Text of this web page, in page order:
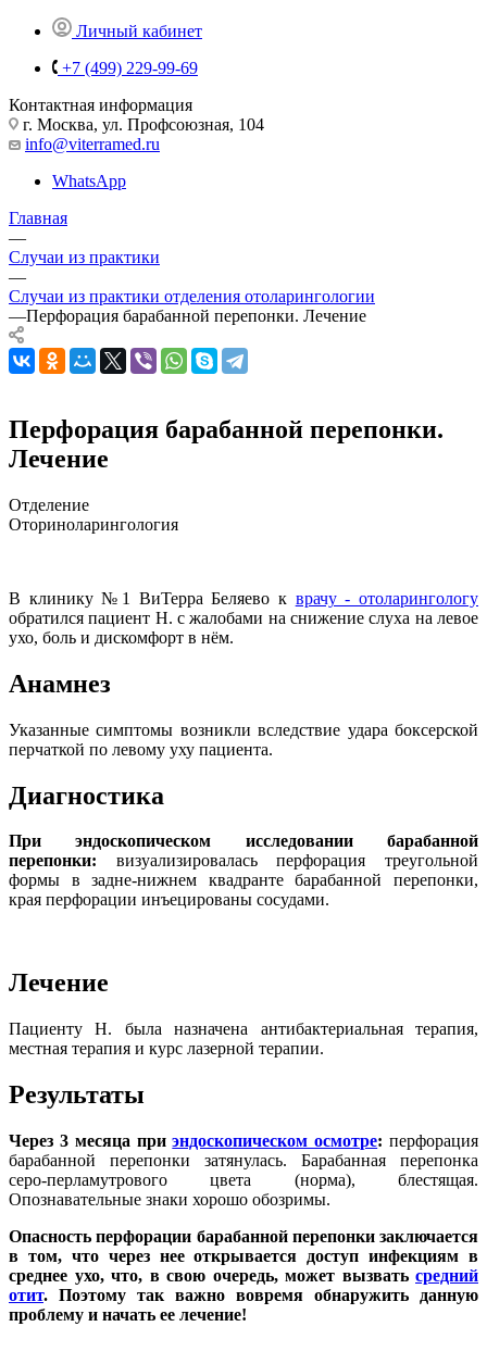
Личный кабинет
+7 (499) 229-99-69
Контактная информация
г. Москва, ул. Профсоюзная, 104
info@viterramed.ru
WhatsApp
Главная
—
Случаи из практики
—
Случаи из практики отделения отоларингологии
—Перфорация барабанной перепонки. Лечение
Перфорация барабанной перепонки.
Лечение
Отделение
Оториноларингология
В клинику №1 ВиТерра Беляево к врачу - отоларингологу
обратился пациент Н. с жалобами на снижение слуха на левое
ухо, боль и дискомфорт в нём.
Анамнез
Указанные симптомы возникли вследствие удара боксерской
перчаткой по левому уху пациента.
Диагностика
При эндоскопическом исследовании барабанной
перепонки: визуализировалась перфорация треугольной
формы в задне-нижнем квадранте барабанной перепонки,
края перфорации инъецированы сосудами.
Лечение
Пациенту Н. была назначена антибактериальная терапия,
местная терапия и курс лазерной терапии.
Результаты
Через 3 месяца приэндоскопическом осмотре: перфорация
барабанной перепонки затянулась. Барабанная перепонка
серо-перламутрового цвета (норма), блестящая.
Опознавательные знаки хорошо обозримы.
Опасность перфорации барабанной перепонки заключается
в том, что через нее открывается доступ инфекциям в
среднее ухо, что, в свою очередь, может вызвать средний
отит. Поэтому так важно вовремя обнаружить данную
проблему и начать ее лечение!